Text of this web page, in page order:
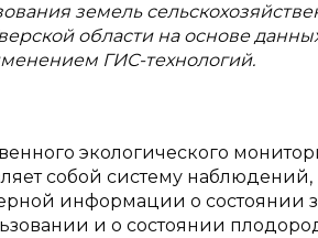
земель
области на основе
ГИС-технологий.
экологического
собой систему наблюдений,
информации о состоянии
и о состоянии